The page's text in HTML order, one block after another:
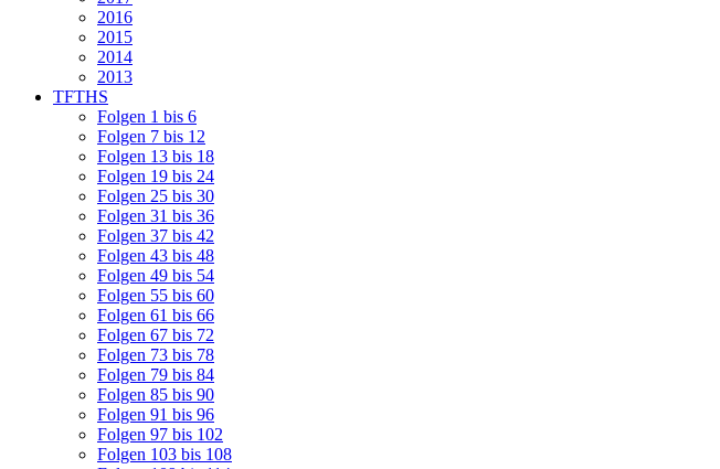
2016
2015
2014
2013
TFTHS
Folgen 1 bis 6
Folgen 7 bis 12
Folgen 13 bis 18
Folgen 19 bis 24
Folgen 25 bis 30
Folgen 31 bis 36
Folgen 37 bis 42
Folgen 43 bis 48
Folgen 49 bis 54
Folgen 55 bis 60
Folgen 61 bis 66
Folgen 67 bis 72
Folgen 73 bis 78
Folgen 79 bis 84
Folgen 85 bis 90
Folgen 91 bis 96
Folgen 97 bis 102
Folgen 103 bis 108